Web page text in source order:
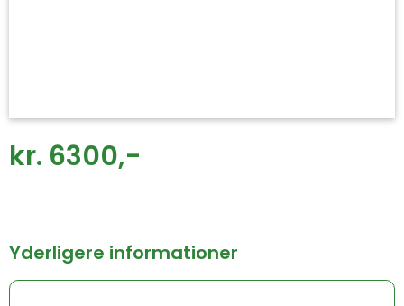
kr. 6300,-
Yderligere informationer